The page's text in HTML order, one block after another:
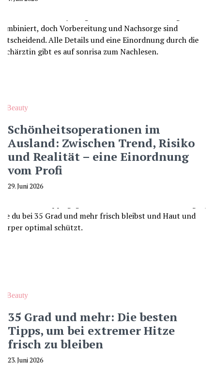
Beauty
Schönheitsoperationen im
Ausland: Zwischen Trend, Risiko
und Realität – eine Einordnung
vom Profi
29. Juni 2026
Beauty
35 Grad und mehr: Die besten
Tipps, um bei extremer Hitze
frisch zu bleiben
23. Juni 2026